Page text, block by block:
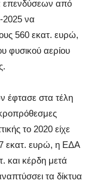
επενδύσεων από
2025 να
560 εκατ. ευρώ,
φυσικού αερίου
έφτασε στα τέλη
το 2020 είχε
εκατ. ευρώ, η ΕΔΑ
και κέρδη μετά
τα δίκτυα